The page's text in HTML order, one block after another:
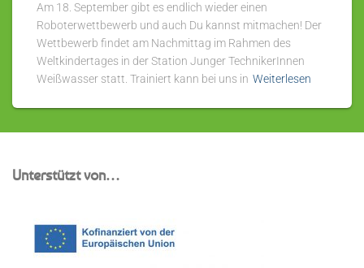
Am 18. September gibt es endlich wieder einen
Roboterwettbewerb und auch Du kannst mitmachen! Der
Wettbewerb findet am Nachmittag im Rahmen des
Weltkindertages in der Station Junger TechnikerInnen
Weißwasser statt. Trainiert kann bei uns in Weiterlesen
Unterstützt von…